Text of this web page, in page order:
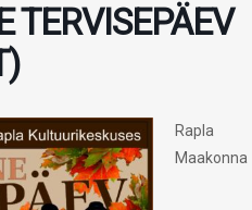
TERVISEPÄEV
Rapla
Maakonna